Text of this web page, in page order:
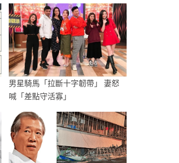
男星騎馬「拉斷十字韌帶」 妻怒
喊「差點守活寡」